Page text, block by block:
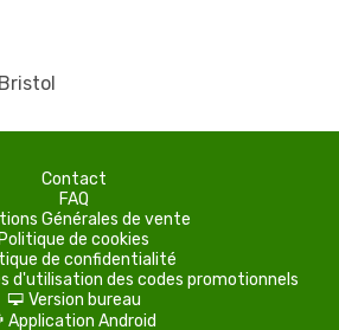
Contact
FAQ
Générales de vente
Politique de cookies
de confidentialité
d'utilisation des codes promotionnels
d Version bureau
Application Android